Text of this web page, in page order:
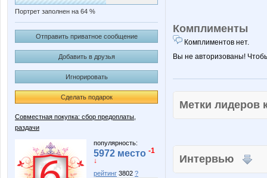
Портрет заполнен на 64 %
Отправить приватное сообщение
Добавить в друзья
Игнорировать
Сделать подарок
Совместная покупка: сбор предоплаты,
раздачи
популярность:
5972 место -1
↓
рейтинг 3802 ?
Комплименты
Комплиментов нет.
Вы не авторизованы!
Метки
Интервью